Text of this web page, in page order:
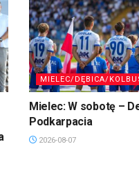
MIELEC/DĘBICA/
Mielec: W sobotę –
Podkarpacia
2026-08-07